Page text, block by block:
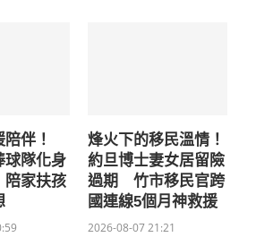
伴！
球隊化身
家扶孩
烽火下的移民溫情！
約旦博士妻女居留險
過期 竹市移民官跨
國連線5個月神救援
2026-08-07 21:21